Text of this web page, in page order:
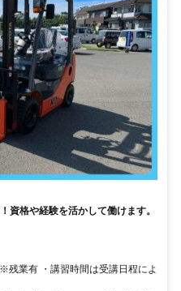
資格や経験を活かして働けます。
残業有 ・講習時間は受講日程によ